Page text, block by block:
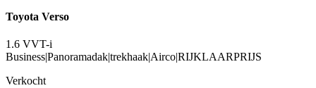
Toyota Verso
1.6 VVT-i
Business|Panoramadak|trekhaak|Airco|RIJKLAARPRIJS
Verkocht